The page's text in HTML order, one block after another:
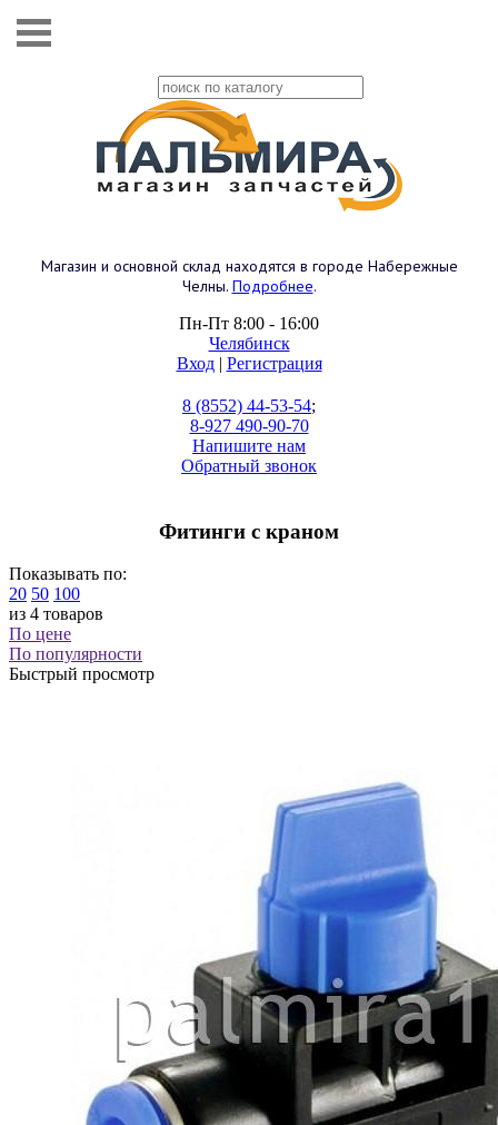
Магазин и основной склад находятся в городе Набережные
Челны. Подробнее.
Пн-Пт 8:00 - 16:00
Челябинск
Вход| Регистрация
8 (8552) 44-53-54;
8-927 490-90-70
Напишите нам
Обратный звонок
Фитинги с краном
Показывать по:
20 50 100
из 4 товаров
По цене
По популярности
Быстрый просмотр